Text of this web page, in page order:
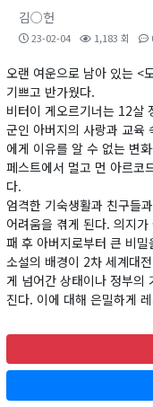
김○헌
23-02-04 1,183 회
오랜 여운으로 남아 있는 <
기쁘고 반가웠다.
비터이 게오르기너는 12살
군인 아버지의 사랑과 교육
에게 이유를 알 수 없는 변
페스트에서 멀고 먼 아르코
다.
엄격한 기숙생활과 친구들
어려움을 겪게 된다. 의지
패 후 아버지로부터 큰 비밀
소설의 배경이 2차 세계대
게 넘어간 상태이나 정부의
진다. 이에 대해 은밀하게